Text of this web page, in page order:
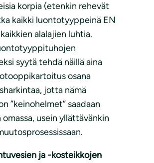
korpia (etenkin rehevät
kaikki luontotyyppeinä EN
alalajien luhtia.
syytä tehdä näillä aina
osana
jotta nämä
”keinohelmet” saadaan
omassa, usein yllättävänkin
ja -kosteikkojen